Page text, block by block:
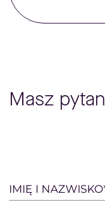
Masz
Please
IMIĘ I